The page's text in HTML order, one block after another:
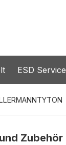
ESD Service
Zubehör